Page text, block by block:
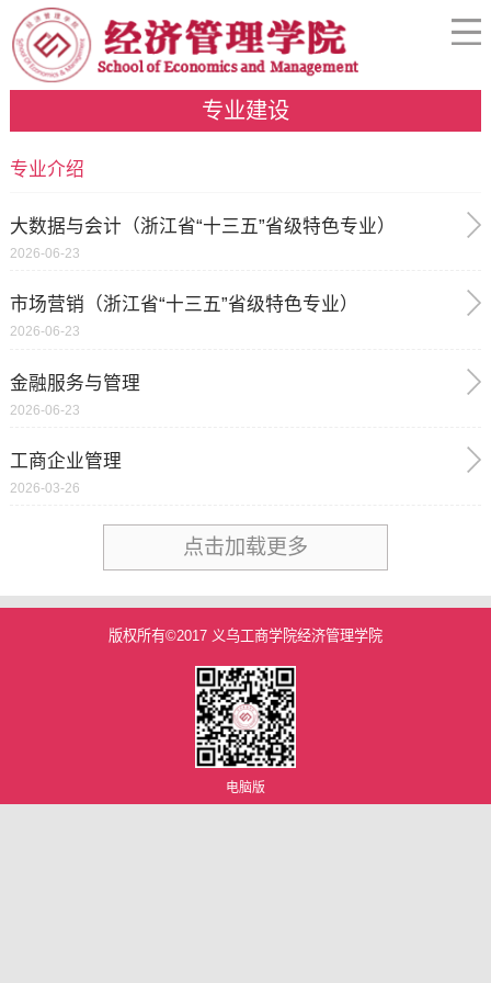
专业建设
专业介绍
大数据与会计（浙江省“十三五”省级特色专业）
2026-06-23
市场营销（浙江省“十三五”省级特色专业）
2026-06-23
金融服务与管理
2026-06-23
工商企业管理
2026-03-26
点击加载更多
版权所有©2017 义乌工商学院经济管理学院
电脑版